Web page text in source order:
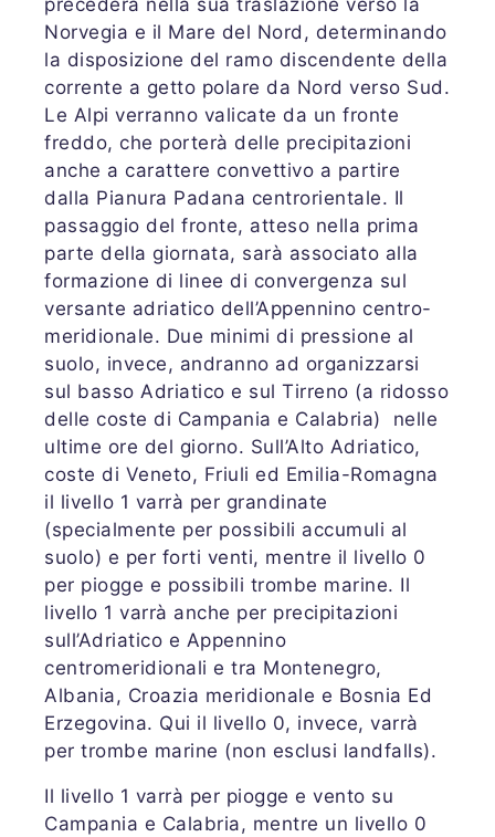
Norvegia e il Mare del Nord, determinando
la disposizione del ramo discendente della
corrente a getto polare da Nord verso Sud.
Le Alpi verranno valicate da un fronte
freddo, che porterà delle precipitazioni
anche a carattere convettivo a partire
dalla Pianura Padana centrorientale. Il
passaggio del fronte, atteso nella prima
parte della giornata, sarà associato alla
formazione di linee di convergenza sul
versante adriatico dell’Appennino centro-
meridionale. Due minimi di pressione al
suolo, invece, andranno ad organizzarsi
sul basso Adriatico e sul Tirreno (a ridosso
delle coste di Campania e Calabria) nelle
ultime ore del giorno. Sull’Alto Adriatico,
coste di Veneto, Friuli ed Emilia-Romagna
il livello 1 varrà per grandinate
(specialmente per possibili accumuli al
suolo) e per forti venti, mentre il livello 0
per piogge e possibili trombe marine. Il
livello 1 varrà anche per precipitazioni
sull’Adriatico e Appennino
centromeridionali e tra Montenegro,
Albania, Croazia meridionale e Bosnia Ed
Erzegovina. Qui il livello 0, invece, varrà
per trombe marine (non esclusi landfalls).
Il livello 1 varrà per piogge e vento su
Campania e Calabria, mentre un livello 0